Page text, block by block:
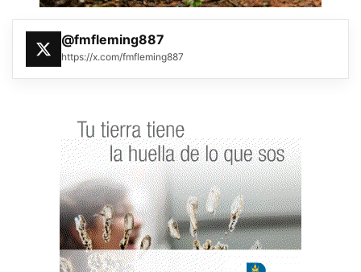
@fmfleming887
https://x.com/fmfleming887